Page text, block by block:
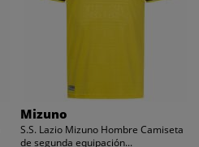
Mizuno
S.S. Lazio Mizuno Hombre Camiseta
de segunda equipación...